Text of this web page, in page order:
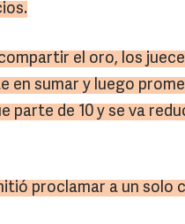
el oro, los
en sumar y luego
parte de 10 y se va
proclamar a un solo